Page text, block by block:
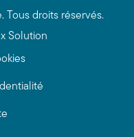
Tous droits réservés.
Solution